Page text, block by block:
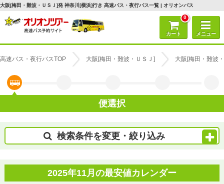
大阪[梅田・難波・ＵＳＪ]発 神奈川[横浜]行き 高速バス・夜行バス一覧 | オリオンバス
0
カート メニュー
高速バス・夜行バスTOP 大阪[梅田・難波・ＵＳＪ] 大阪[梅田・難波
便選択
検索条件を変更・絞り込み
2025年11月の最安値カレンダー